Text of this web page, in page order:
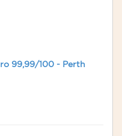
99,99/100 - Perth